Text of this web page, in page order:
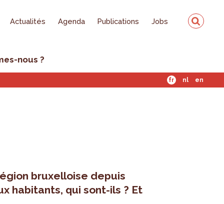
Actualités Agenda Publications Jobs
nous ?
fr nl en
bruxelloise depuis
habitants, qui sont-ils ? Et